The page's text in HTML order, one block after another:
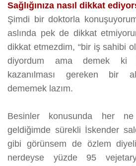
Sağlığınıza nasıl dikkat
Şimdi bir doktorla
aslında pek de dikkat
dikkat etmezdim, “bir iş sahibi
diyordum ama demek ki
kazanılması gereken bir
dememek lazım.
Besinler konusunda her ne
geldiğimde sürekli İskender
gibi görünsem de özlem
nerdeyse yüzde 95